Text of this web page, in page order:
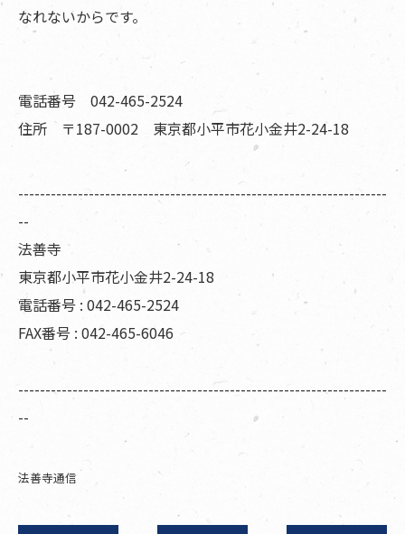
なれないからです。
電話番号 042-465-2524
住所 〒187-0002 東京都小平市花小金井2-24-18
--------------------------------------------------------------------
--
法善寺
東京都小平市花小金井2-24-18
電話番号 : 042-465-2524
FAX番号 : 042-465-6046
--------------------------------------------------------------------
--
法善寺通信